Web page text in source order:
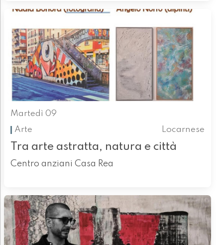
Martedì 09
Arte
Locarnese
Tra arte astratta, natura e città
Centro anziani Casa Rea